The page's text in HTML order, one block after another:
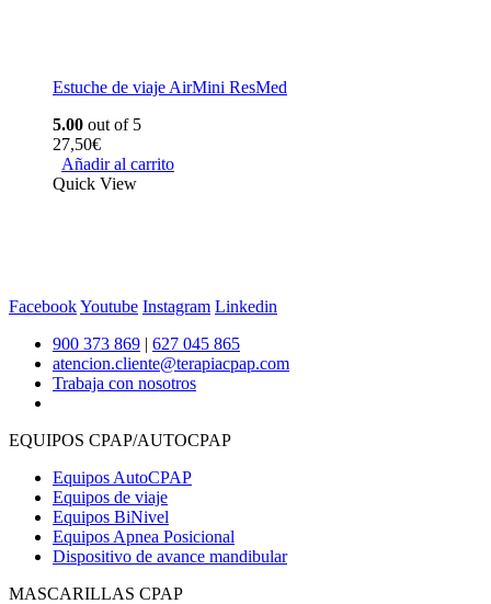
Estuche de viaje AirMini ResMed
5.00 out of 5
27,50€
Añadir al carrito
Quick View
FacebookYoutube Instagram Linkedin
900 373 869 | 627 045 865
atencion.cliente@terapiacpap.com
Trabaja con nosotros
EQUIPOS CPAP/AUTOCPAP
Equipos AutoCPAP
Equipos de viaje
Equipos BiNivel
Equipos Apnea Posicional
Dispositivo de avance mandibular
MASCARILLAS CPAP